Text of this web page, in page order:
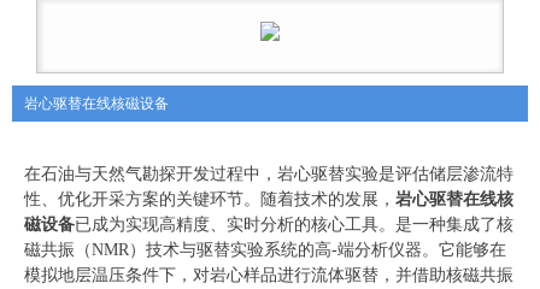
岩心驱替在线核磁设备
在石油与天然气勘探开发过程中，岩心驱替实验是评估储层渗流特
性、优化开采方案的关键环节。随着技术的发展， 岩心驱替在线核
磁设备已成为实现高精度、实时分析的核心工具。 是一种集成了核
磁共振（NMR）技术与驱替实验系统的高-端分析仪器。它能够在
模拟地层温压条件下，对岩心样品进行流体驱替，并借助核磁共振